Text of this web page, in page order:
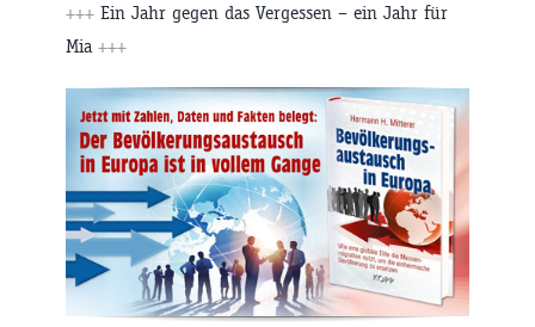
+++ Ein Jahr gegen das Vergessen – ein Jahr für
Mia +++